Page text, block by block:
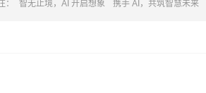
智无止境，AI 开启想象 携手 AI，共筑智慧未来